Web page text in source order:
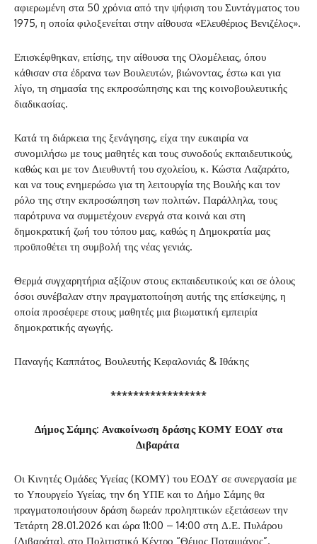
αφιερωμένη στα 50 χρόνια από την ψήφιση του Συντάγματος του
1975, η οποία φιλοξενείται στην αίθουσα «Ελευθέριος Βενιζέλος».
Επισκέφθηκαν, επίσης, την αίθουσα της Ολομέλειας, όπου
κάθισαν στα έδρανα των Βουλευτών, βιώνοντας, έστω και για
λίγο, τη σημασία της εκπροσώπησης και της κοινοβουλευτικής
διαδικασίας.
Κατά τη διάρκεια της ξενάγησης, είχα την ευκαιρία να
συνομιλήσω με τους μαθητές και τους συνοδούς εκπαιδευτικούς,
καθώς και με τον Διευθυντή του σχολείου, κ. Κώστα Λαζαράτο,
και να τους ενημερώσω για τη λειτουργία της Βουλής και τον
ρόλο της στην εκπροσώπηση των πολιτών. Παράλληλα, τους
παρότρυνα να συμμετέχουν ενεργά στα κοινά και στη
δημοκρατική ζωή του τόπου μας, καθώς η Δημοκρατία μας
προϋποθέτει τη συμβολή της νέας γενιάς.
Θερμά συγχαρητήρια αξίζουν στους εκπαιδευτικούς και σε όλους
όσοι συνέβαλαν στην πραγματοποίηση αυτής της επίσκεψης, η
οποία προσέφερε στους μαθητές μια βιωματική εμπειρία
δημοκρατικής αγωγής.
Παναγής Καππάτος, Βουλευτής Κεφαλονιάς & Ιθάκης
*****************
Δήμος Σάμης: Ανακοίνωση δράσης ΚΟΜΥ ΕΟΔΥ στα
Διβαράτα
Οι Κινητές Ομάδες Υγείας (ΚΟΜΥ) του ΕΟΔΥ σε συνεργασία με
το Υπουργείο Υγείας, την 6η ΥΠΕ και το Δήμο Σάμης θα
πραγματοποιήσουν δράση δωρεάν προληπτικών εξετάσεων την
Τετάρτη 28.01.2026 και ώρα 11:00 – 14:00 στη Δ.Ε. Πυλάρου
(Διβαράτα), στο Πολιτιστικό Κέντρο “Θέμος Ποταμιάνος”.